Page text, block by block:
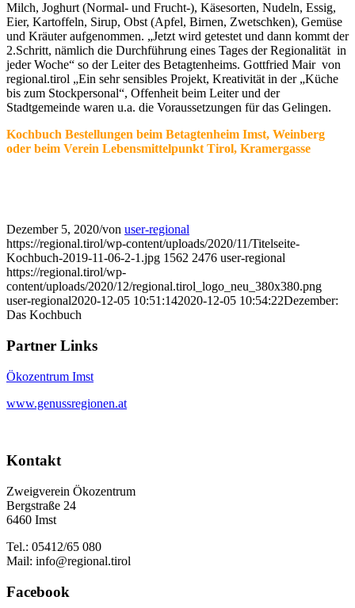
Milch, Joghurt (Normal- und Frucht-), Käsesorten, Nudeln, Essig,
Eier, Kartoffeln, Sirup, Obst (Apfel, Birnen, Zwetschken), Gemüse
und Kräuter aufgenommen. „Jetzt wird getestet und dann kommt der
2.Schritt, nämlich die Durchführung eines Tages der Regionalität in
jeder Woche“ so der Leiter des Betagtenheims. Gottfried Mair von
regional.tirol „Ein sehr sensibles Projekt, Kreativität in der „Küche
bis zum Stockpersonal“, Offenheit beim Leiter und der
Stadtgemeinde waren u.a. die Voraussetzungen für das Gelingen.
Kochbuch Bestellungen beim Betagtenheim Imst, Weinberg
oder beim Verein Lebensmittelpunkt Tirol, Kramergasse
Dezember 5, 2020/von user-regional
https://regional.tirol/wp-content/uploads/2020/11/Titelseite-
Kochbuch-2019-11-06-2-1.jpg 1562 2476 user-regional
https://regional.tirol/wp-
content/uploads/2020/12/regional.tirol_logo_neu_380x380.png
user-regional2020-12-05 10:51:142020-12-05 10:54:22Dezember:
Das Kochbuch
Partner Links
Ökozentrum Imst
www.genussregionen.at
Kontakt
Zweigverein Ökozentrum
Bergstraße 24
6460 Imst
Tel.: 05412/65 080
Mail: info@regional.tirol
Facebook